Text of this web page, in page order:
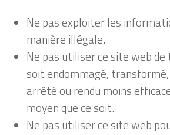
Ne pas exploiter les
manière illégale.
Ne pas utiliser ce site web de
soit endommagé,
arrêté ou rendu moins
moyen que ce soit.
Ne pas utiliser ce site web